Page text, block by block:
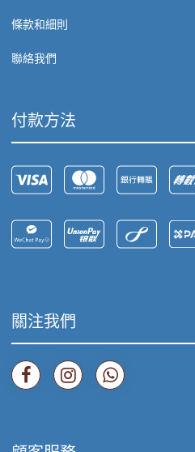
條款和細則
聯絡我們
付款方法
關注我們